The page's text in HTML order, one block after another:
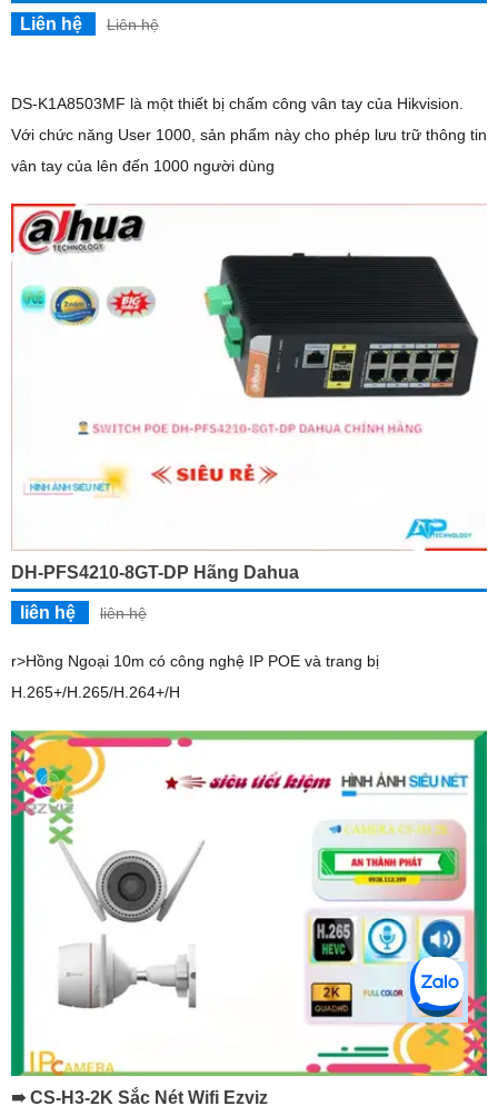
Liên hệ Liên hệ
DS-K1A8503MF là một thiết bị chấm công vân tay của Hikvision.
Với chức năng User 1000, sản phẩm này cho phép lưu trữ thông tin
vân tay của lên đến 1000 người dùng
DH-PFS4210-8GT-DP Hãng Dahua
liên hệ liên hệ
r>Hồng Ngoại 10m có công nghệ IP POE và trang bị
H.265+/H.265/H.264+/H
➠ CS-H3-2K Sắc Nét Wifi Ezviz